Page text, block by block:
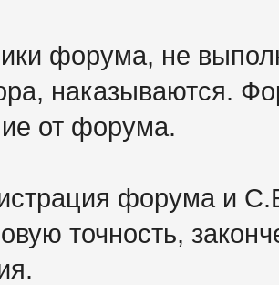
форума, не
наказываются.
от форума.
форума и
точность,